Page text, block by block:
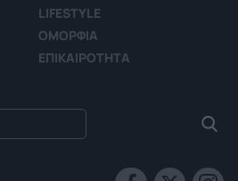
LIFESTYLE
ΟΜΟΡΦΙΑ
ΕΠΙΚΑΙΡΟΤΗΤΑ